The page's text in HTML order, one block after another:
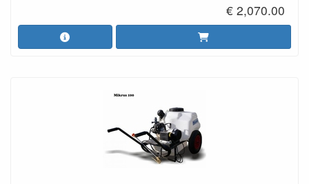
€ 2,070.00